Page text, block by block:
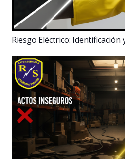
Riesgo Eléctrico: Identificación